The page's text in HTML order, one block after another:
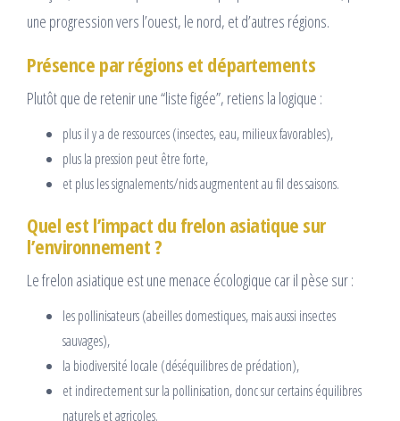
une progression vers l’ouest, le nord, et d’autres régions.
Présence par régions et départements
Plutôt que de retenir une “liste figée”, retiens la logique :
plus il y a de ressources (insectes, eau, milieux favorables),
plus la pression peut être forte,
et plus les signalements/nids augmentent au fil des saisons.
Quel est l’impact du frelon asiatique sur
l’environnement ?
Le frelon asiatique est une menace écologique car il pèse sur :
les pollinisateurs (abeilles domestiques, mais aussi insectes
sauvages),
la biodiversité locale (déséquilibres de prédation),
et indirectement sur la pollinisation, donc sur certains équilibres
naturels et agricoles.